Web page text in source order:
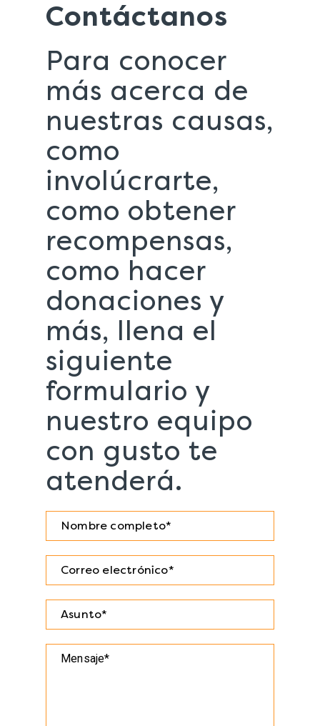
Contáctanos
Para conocer
más acerca de
nuestras causas,
como
involúcrarte,
como obtener
recompensas,
como hacer
donaciones y
más, llena el
siguiente
formulario y
nuestro equipo
con gusto te
atenderá.